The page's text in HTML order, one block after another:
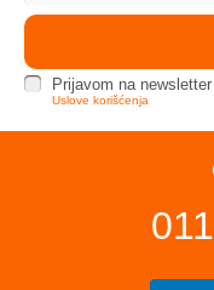
Prijavom na
Uslove korišćenja